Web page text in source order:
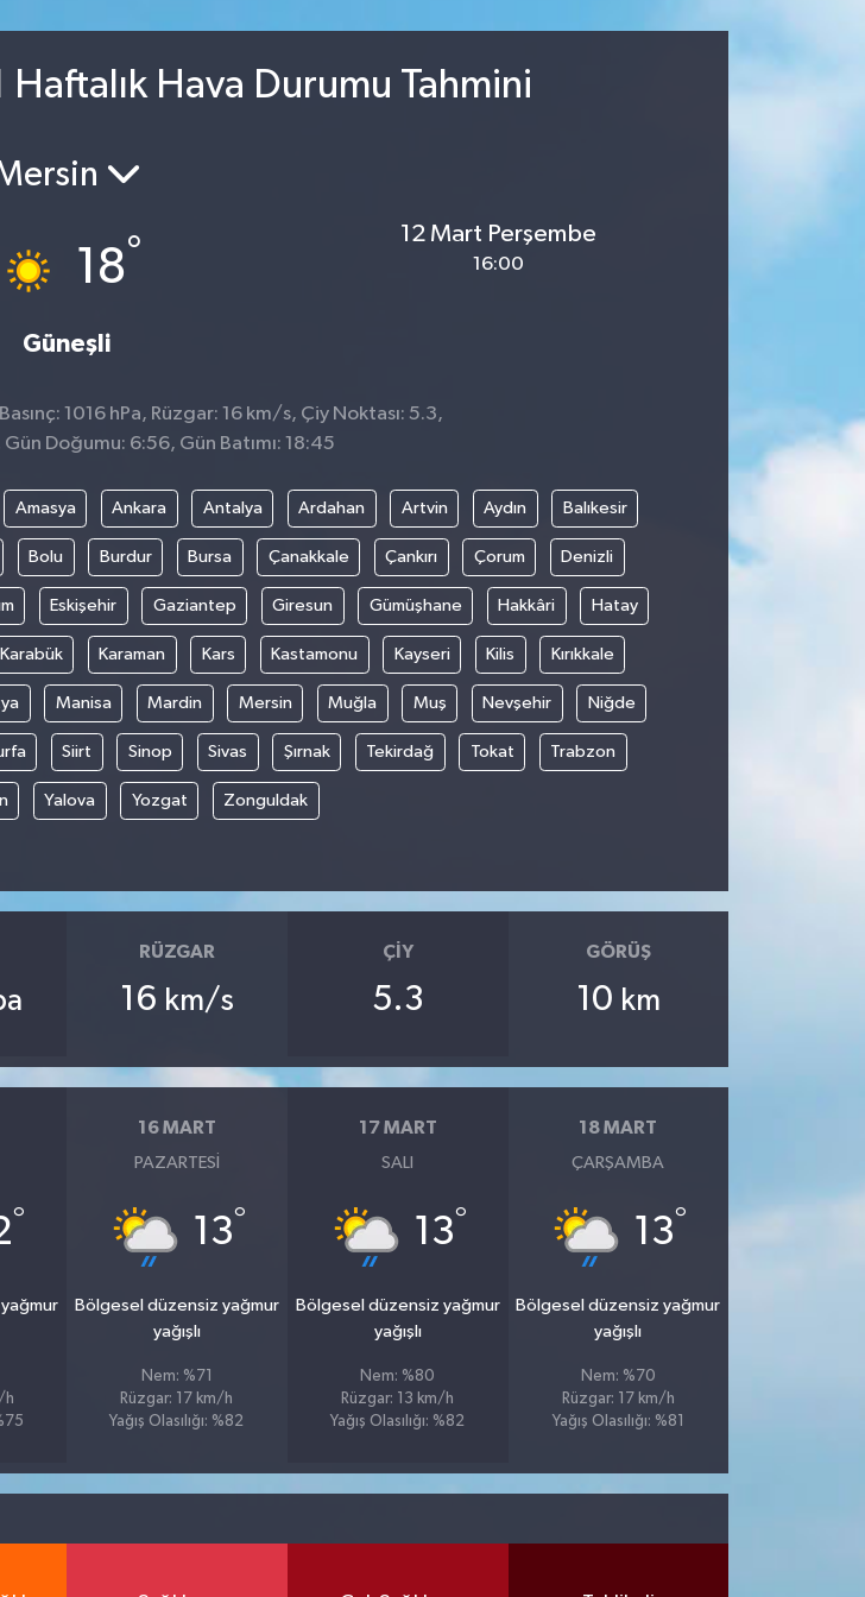
Haftalık Hava Durumu Tahmini
18°
Güneşli
12 Mart Perşembe
16:00
1016 hPa, Rüzgar: 16 km/s, Çiy Noktası: 5.3,
Doğumu: 6:56, Gün Batımı: 18:45
Amasya Ankara Antalya Ardahan Artvin Aydın Balıkesir
Bolu Burdur Bursa Çanakkale Çankırı Çorum Denizli
Eskişehir Gaziantep Giresun Gümüşhane Hakkâri Hatay
Karabük Karaman Kars Kastamonu Kayseri Kilis Kırıkkale
Manisa Mardin Mersin Muğla Muş Nevşehir Niğde
Siirt Sinop Sivas Şırnak Tekirdağ Tokat Trabzon
Yalova Yozgat Zonguldak
RÜZGAR
16 km/s
ÇIY
5.3
GÖRÜŞ
10 km
°
h
16 MART
PAZARTESI
13°
Bölgesel düzensiz yağmur
yağışlı
Nem: %71
Rüzgar: 17 km/h
Yağış Olasılığı: %82
17 MART
SALI
13°
Bölgesel düzensiz yağmur
yağışlı
Nem: %80
Rüzgar: 13 km/h
Yağış Olasılığı: %82
18 MART
ÇARŞAMBA
13°
Bölgesel düzensiz yağmur
yağışlı
Nem: %70
Rüzgar: 17 km/h
Yağış Olasılığı: %81